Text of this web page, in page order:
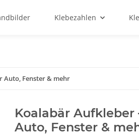
Klebezahlen
Auto, Fenster & mehr
Koalabär
Auto, Fenster &